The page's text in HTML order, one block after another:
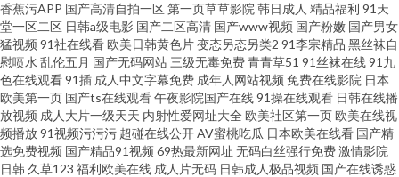
香蕉污APP 国产高清自拍一区第一页草草影院 韩日成人 精品福利 91天
堂一区二区 日韩a级电影 国产二区高清 国产www视频 国产粉嫩 国产男女
猛视频 91社在线看欧美日韩黄色片变态另态另类2 91李宗精品 黑丝袜自
慰喷水 乱伦五月 国产无码网站 三级无毒免费青青草51 91丝袜在线91九
色在线观看91插 成人中文字幕免费 成年人网站视频 免费在线影院 日本
欧美第一页 国产ts在线观看午夜影院国产在线91操在线观看 日韩在线播
放视频 成人大片一级天天 内射性爱网址大全 欧美社区第一页欧美在线视
频播放91视频污污污 超碰在线公开AV蜜桃吃瓜 日本欧美在线看 国产精
选免费视频 国产精品91视频 69热最新网址 无码白丝强行免费激情影院
日韩 久草123 福利欧美在线 成人片无码 日韩成人极品视频 国产在线诱惑